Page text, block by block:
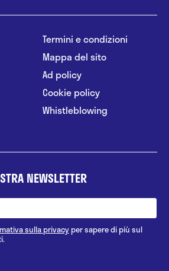
Termini e condizioni
Mappa del sito
Ad policy
Cookie policy
Whistleblowing
NEWSLETTER
sulla privacyper sapere di più sul